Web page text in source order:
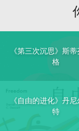
《第三次沉思》斯蒂
格
《自由的进化》丹尼
特